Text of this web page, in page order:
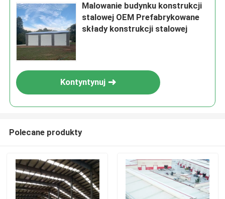
Malowanie budynku konstrukcji
stalowej OEM Prefabrykowane
składy konstrukcji stalowej
Kontyntynuj
Polecane produkty